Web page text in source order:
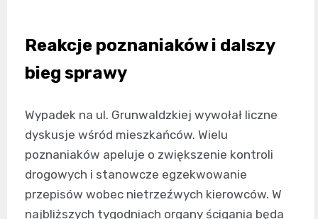
Reakcje poznaniaków i dalszy
bieg sprawy
Wypadek na ul. Grunwaldzkiej wywołał liczne
dyskusje wśród mieszkańców. Wielu
poznaniaków apeluje o zwiększenie kontroli
drogowych i stanowcze egzekwowanie
przepisów wobec nietrzeźwych kierowców. W
najbliższych tygodniach organy ścigania będa